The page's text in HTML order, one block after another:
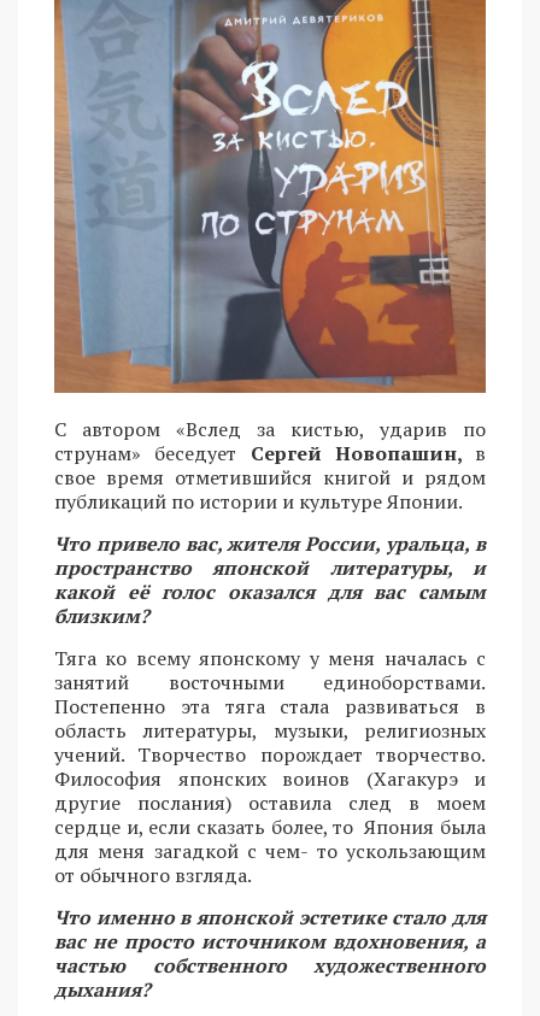
С автором «Вслед за кистью, ударив по
струнам» беседует Сергей Новопашин, в
свое время отметившийся книгой и рядом
публикаций по истории и культуре Японии.
Что привело вас, жителя России, уральца, в
пространство японской литературы, и
какой её голос оказался для вас самым
близким?
Тяга ко всему японскому у меня началась с
занятий восточными единоборствами.
Постепенно эта тяга стала развиваться в
область литературы, музыки, религиозных
учений. Творчество порождает творчество.
Философия японских воинов (Хагакурэ и
другие послания) оставила след в моем
сердце и, если сказать более, то Япония была
для меня загадкой с чем- то ускользающим
от обычного взгляда.
Что именно в японской эстетике стало для
вас не просто источником вдохновения, а
частью собственного художественного
дыхания?